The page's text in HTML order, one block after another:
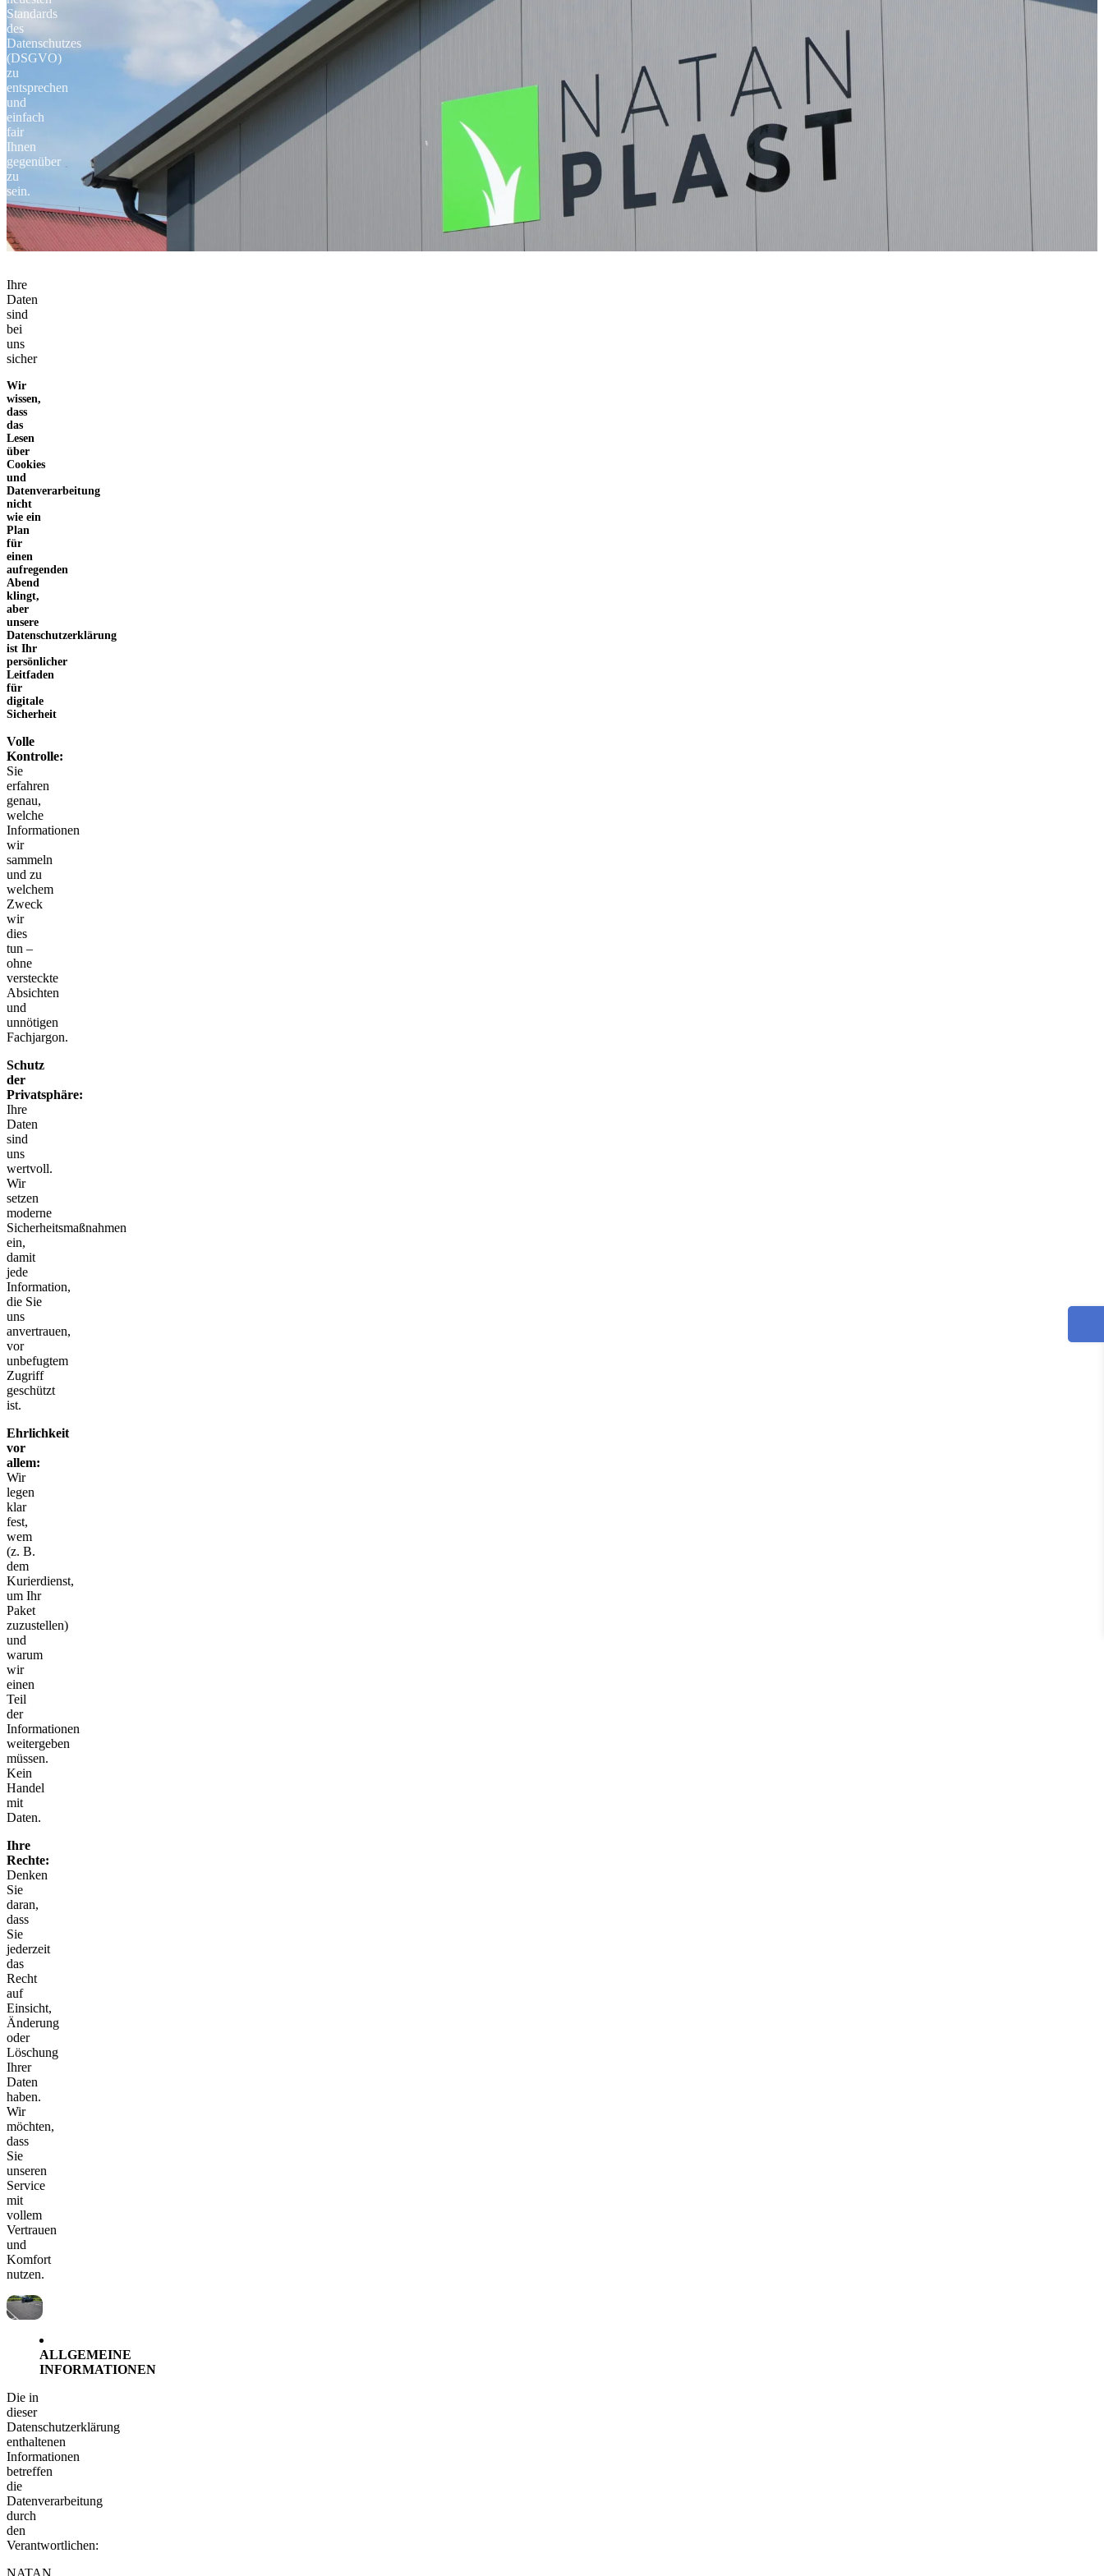
Standards
des
Datenschutzes
(DSGVO)
zu
entsprechen
und
einfach
fair
Ihnen
gegenüber
zu
sein.
Ihre
Daten
sind
bei
uns
sicher
Wir
wissen,
dass
das
Lesen
über
Cookies
und
Datenverarbeitung
nicht
wie ein
Plan
für
einen
aufregenden
Abend
klingt,
aber
unsere
Datenschutzerklärung
ist Ihr
persönlicher
Leitfaden
für
digitale
Sicherheit
Volle
Kontrolle:
Sie
erfahren
genau,
welche
Informationen
wir
sammeln
und zu
welchem
Zweck
wir
dies
tun –
ohne
versteckte
Absichten
und
unnötigen
Fachjargon.
Schutz
der
Privatsphäre:
Ihre
Daten
sind
uns
wertvoll.
Wir
setzen
moderne
Sicherheitsmaßnahmen
ein,
damit
jede
Information,
die Sie
uns
anvertrauen,
vor
unbefugtem
Zugriff
geschützt
ist.
Ehrlichkeit
vor
allem:
Wir
legen
klar
fest,
wem
(z. B.
dem
Kurierdienst,
um Ihr
Paket
zuzustellen)
und
warum
wir
einen
Teil
der
Informationen
weitergeben
müssen.
Kein
Handel
mit
Daten.
Ihre
Rechte:
Denken
Sie
daran,
dass
Sie
jederzeit
das
Recht
auf
Einsicht,
Änderung
oder
Löschung
Ihrer
Daten
haben.
Wir
möchten,
dass
Sie
unseren
Service
mit
vollem
Vertrauen
und
Komfort
nutzen.
ALLGEMEINE
INFORMATIONEN
Die in
dieser
Datenschutzerklärung
enthaltenen
Informationen
betreffen
die
Datenverarbeitung
durch
den
Verantwortlichen:
NATAN